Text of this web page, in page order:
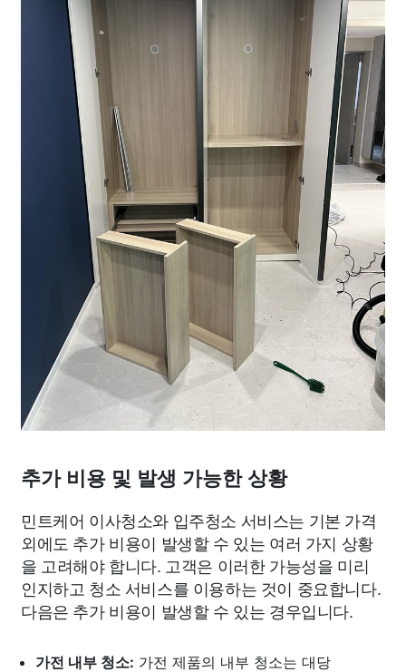
추가 비용 및 발생 가능한 상황
민트케어 이사청소와 입주청소 서비스는 기본 가격
외에도 추가 비용이 발생할 수 있는 여러 가지 상황
을 고려해야 합니다. 고객은 이러한 가능성을 미리
인지하고 청소 서비스를 이용하는 것이 중요합니다.
다음은 추가 비용이 발생할 수 있는 경우입니다.
가전 내부 청소: 가전 제품의 내부 청소는 대당